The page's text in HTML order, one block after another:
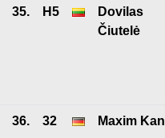
35. H5
Dovilas
Čiutelė
36. 32 Maxim Kan